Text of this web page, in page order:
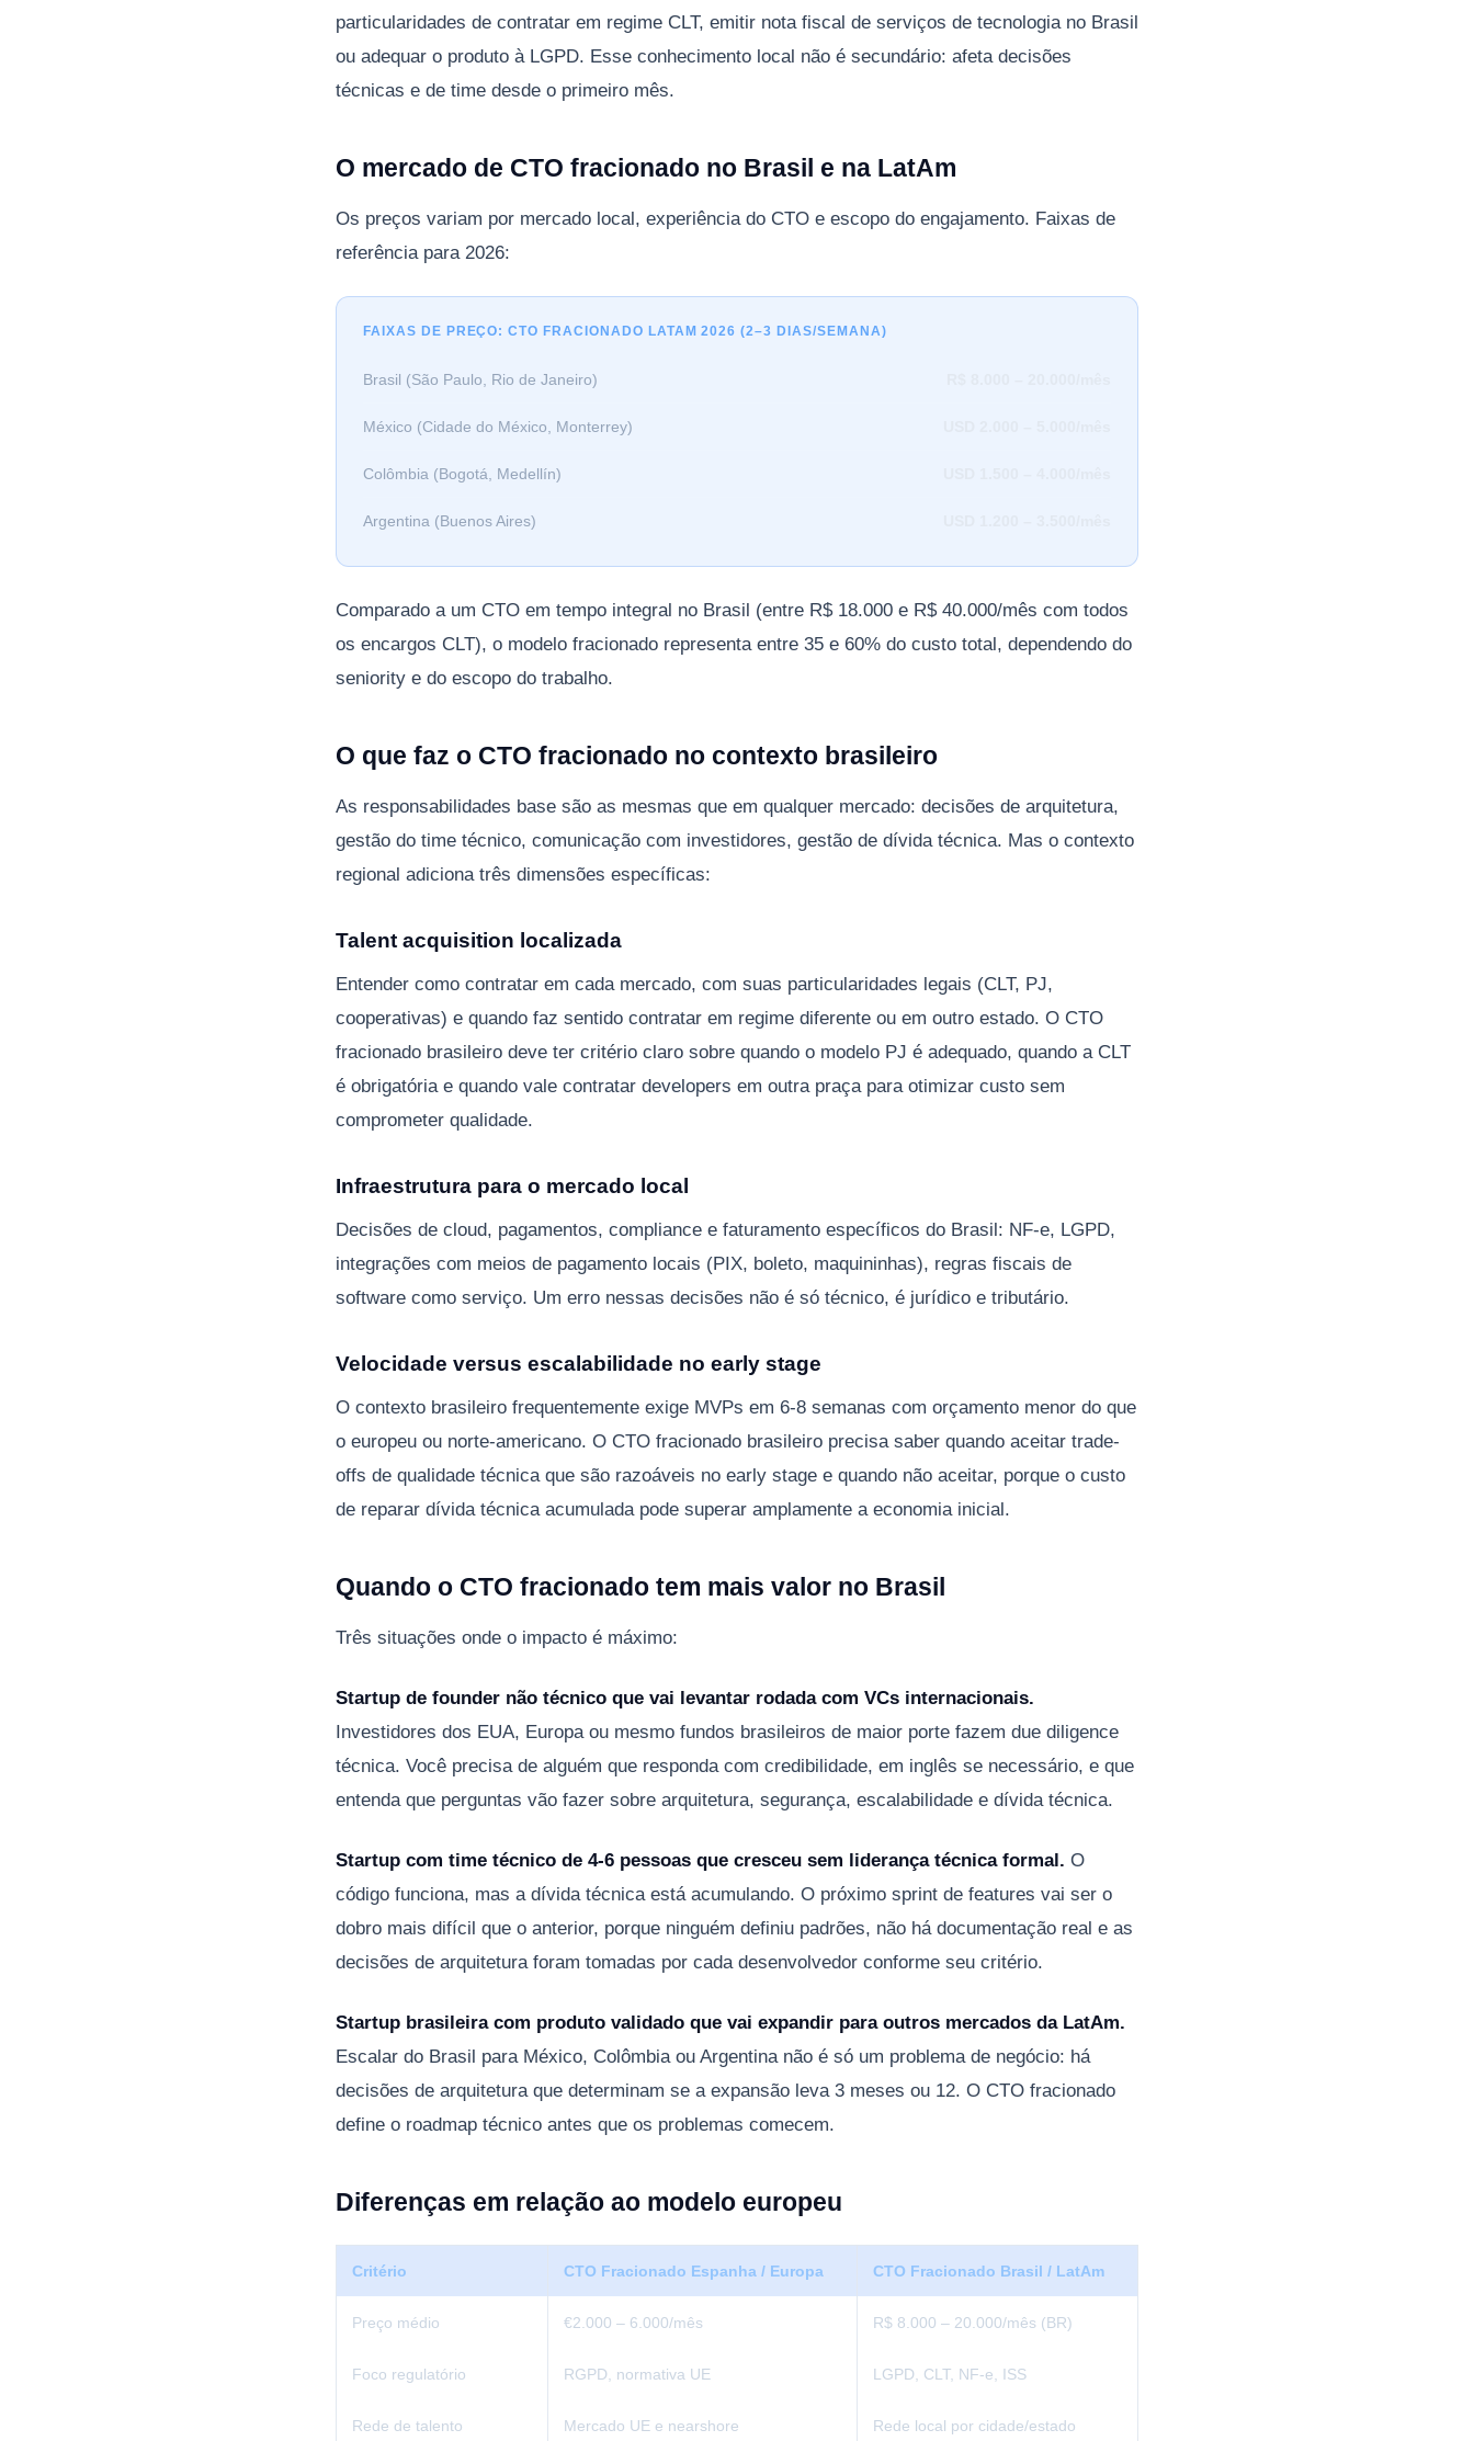
particularidades de contratar em regime CLT, emitir nota fiscal de serviços de tecnologia no Brasil
ou adequar o produto à LGPD. Esse conhecimento local não é secundário: afeta decisões
técnicas e de time desde o primeiro mês.
O mercado de CTO fracionado no Brasil e na LatAm
Os preços variam por mercado local, experiência do CTO e escopo do engajamento. Faixas de
referência para 2026:
FAIXAS DE PREÇO: CTO FRACIONADO LATAM 2026 (2–3 DIAS/SEMANA)
Brasil (São Paulo, Rio de Janeiro)
México (Cidade do México, Monterrey)
Colômbia (Bogotá, Medellín)
Argentina (Buenos Aires)
Comparado a um CTO em tempo integral no Brasil (entre R$ 18.000 e R$ 40.000/mês com todos
os encargos CLT), o modelo fracionado representa entre 35 e 60% do custo total, dependendo do
seniority e do escopo do trabalho.
O que faz o CTO fracionado no contexto brasileiro
As responsabilidades base são as mesmas que em qualquer mercado: decisões de arquitetura,
gestão do time técnico, comunicação com investidores, gestão de dívida técnica. Mas o contexto
regional adiciona três dimensões específicas:
Talent acquisition localizada
Entender como contratar em cada mercado, com suas particularidades legais (CLT, PJ,
cooperativas) e quando faz sentido contratar em regime diferente ou em outro estado. O CTO
fracionado brasileiro deve ter critério claro sobre quando o modelo PJ é adequado, quando a CLT
é obrigatória e quando vale contratar developers em outra praça para otimizar custo sem
comprometer qualidade.
Infraestrutura para o mercado local
Decisões de cloud, pagamentos, compliance e faturamento específicos do Brasil: NF-e, LGPD,
integrações com meios de pagamento locais (PIX, boleto, maquininhas), regras fiscais de
software como serviço. Um erro nessas decisões não é só técnico, é jurídico e tributário.
Velocidade versus escalabilidade no early stage
O contexto brasileiro frequentemente exige MVPs em 6-8 semanas com orçamento menor do que
o europeu ou norte-americano. O CTO fracionado brasileiro precisa saber quando aceitar trade-
offs de qualidade técnica que são razoáveis no early stage e quando não aceitar, porque o custo
de reparar dívida técnica acumulada pode superar amplamente a economia inicial.
Quando o CTO fracionado tem mais valor no Brasil
Três situações onde o impacto é máximo:
Startup de founder não técnico que vai levantar rodada com VCs internacionais.
Investidores dos EUA, Europa ou mesmo fundos brasileiros de maior porte fazem due diligence
técnica. Você precisa de alguém que responda com credibilidade, em inglês se necessário, e que
entenda que perguntas vão fazer sobre arquitetura, segurança, escalabilidade e dívida técnica.
Startup com time técnico de 4-6 pessoas que cresceu sem liderança técnica formal. O
código funciona, mas a dívida técnica está acumulando. O próximo sprint de features vai ser o
dobro mais difícil que o anterior, porque ninguém definiu padrões, não há documentação real e as
decisões de arquitetura foram tomadas por cada desenvolvedor conforme seu critério.
Startup brasileira com produto validado que vai expandir para outros mercados da LatAm.
Escalar do Brasil para México, Colômbia ou Argentina não é só um problema de negócio: há
decisões de arquitetura que determinam se a expansão leva 3 meses ou 12. O CTO fracionado
define o roadmap técnico antes que os problemas comecem.
Diferenças em relação ao modelo europeu
Critério CTO Fracionado Espanha / Europa CTO Fracionado Brasil / LatAm
Preço médio €2.000 – 6.000/mês R$ 8.000 – 20.000/mês (BR)
Foco regulatório RGPD, normativa UE LGPD, CLT, NF-e, ISS
Rede de talento Mercado UE e nearshore Rede local por cidade/estado